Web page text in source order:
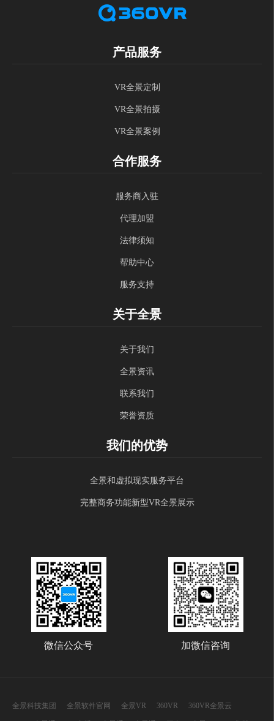
产品服务
VR全景定制
VR全景拍摄
VR全景案例
合作服务
服务商入驻
代理加盟
法律须知
帮助中心
服务支持
关于全景
关于我们
全景资讯
联系我们
荣誉资质
我们的优势
全景和虚拟现实服务平台
完整商务功能新型VR全景展示
微信公众号 加微信咨询
全景科技集团 全景软件官网 全景VR 360VR 360VR全景云